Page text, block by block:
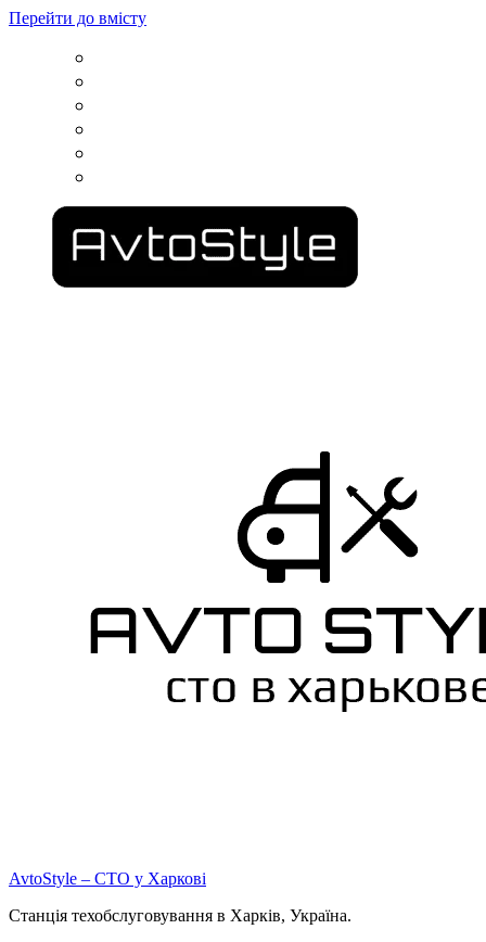
Перейти до вмісту
AvtoStyle – СТО у Харкові
Станція техобслуговування в Харків, Україна.